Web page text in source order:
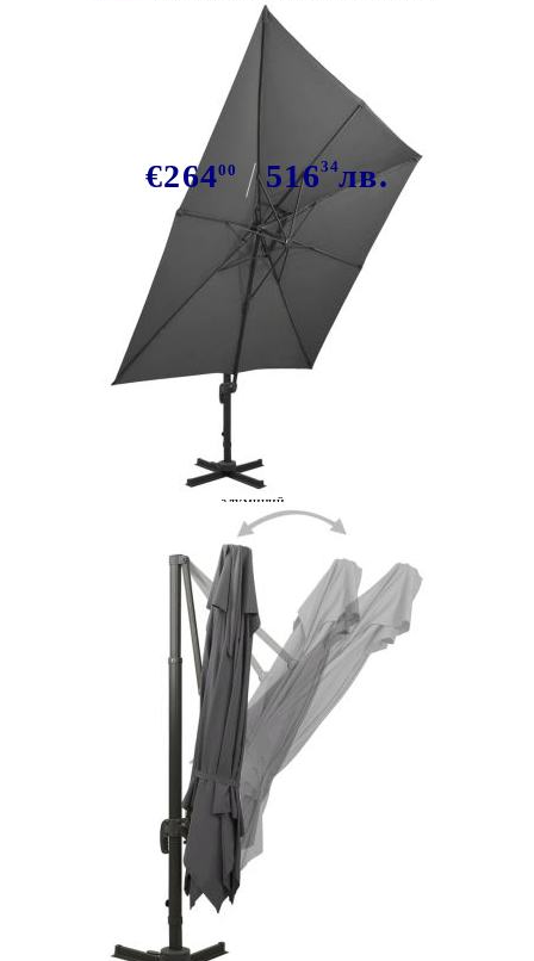
Конзолен градински чадър с двоен
покрив 300x300 см антрацит
€26400 51634лв.
В наличност: 59 бр.
Време за доставка: 5 до 9 дни
Безплатна доставка до адрес при плащане по банков път
Тъкан с PA покритие, прахово боядисан
алуминий
8720286181768
300 x 300 x 258 cм (Д x Ш x В)
Необходимо сглобяване:
Да
Антрацит
100 x 100 см (Д x Ш)
7 x 5 м (Д x Ш)
Конзолен градински чадър с двоен покрив 300x300 см
Please select credit institution
Цена на продукта:
€264.00
Extraction of information from credit institutions
Предоставената таблица е с информационна цел.
Добавете продукта в количката си с бутона "Добави в
количката" и при поръчка ще можете да изберете броя
вноски на кредита.